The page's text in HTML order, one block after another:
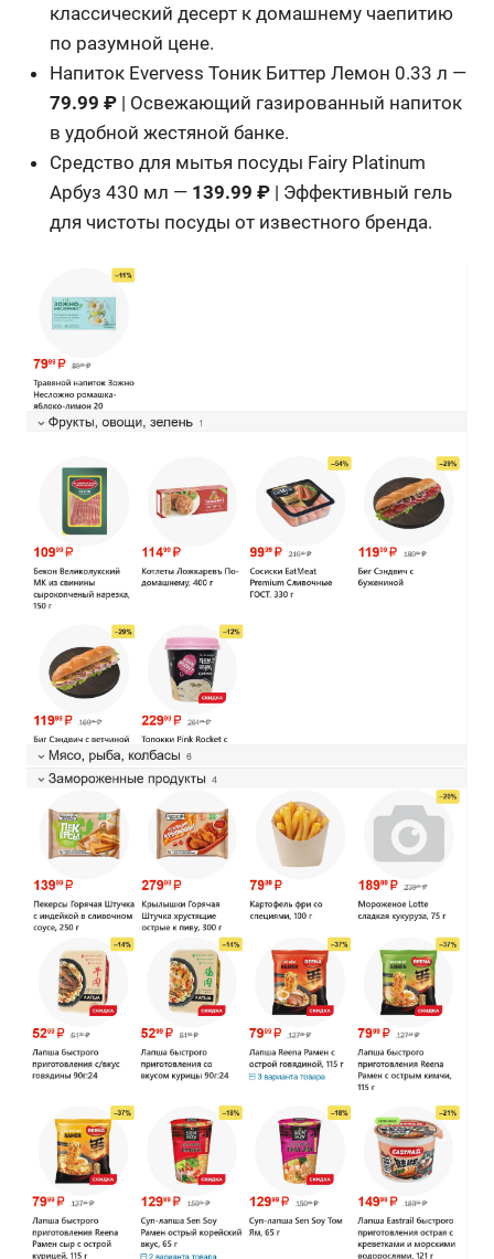
классический десерт к домашнему чаепитию
по разумной цене.
Напиток Evervess Тоник Биттер Лемон 0.33 л —
79.99 ₽ | Освежающий газированный напиток
в удобной жестяной банке.
Средство для мытья посуды Fairy Platinum
Арбуз 430 мл — 139.99 ₽ | Эффективный гель
для чистоты посуды от известного бренда.